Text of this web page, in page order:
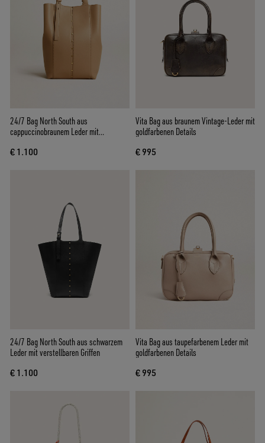
24/7 Bag North South aus
cappuccinobraunem Leder mit
€ 1.100
Vita Bag aus braunem Vintage-Leder mit
goldfarbenen Details
€ 995
24/7 Bag North South aus schwarzem
Leder mit verstellbaren Griffen
€ 1.100
Vita Bag aus taupefarbenem Leder mit
goldfarbenen Details
€ 995